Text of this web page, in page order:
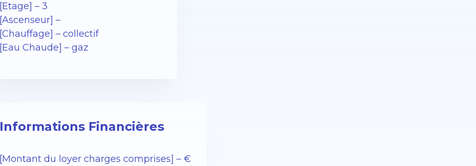
[Etage] – 3
[Ascenseur] –
[Chauffage] – collectif
[Eau Chaude] – gaz
Informations Financières
[Montant du loyer charges comprises] – €